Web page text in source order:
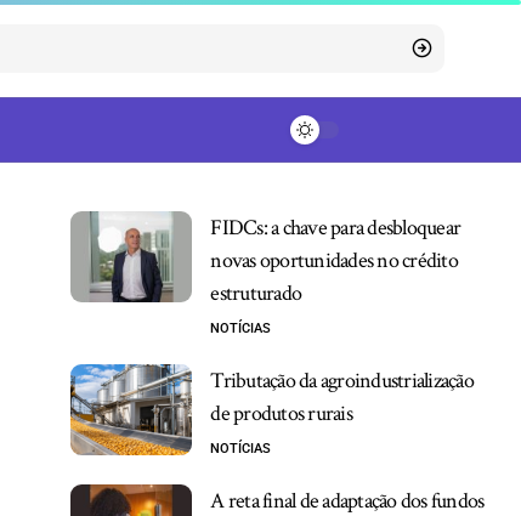
FIDCs: a chave para desbloquear
novas oportunidades no crédito
estruturado
NOTÍCIAS
Tributação da agroindustrialização
de produtos rurais
NOTÍCIAS
A reta final de adaptação dos fundos